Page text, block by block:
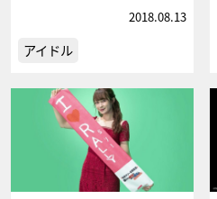
2018.08.13
アイドル